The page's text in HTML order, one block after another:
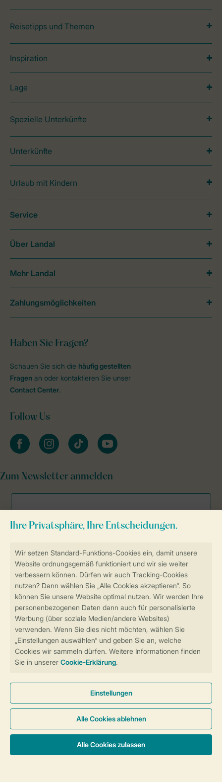
Sicherstellung Deiner Privatsphäre
Weitere Informationen und Einstellungen
Sicher und schnell zur Online-Buchung
Sichere Datenübertragung
Sicheres Bezahlen
Reisetipps und Themen
Inspiration
Lage
Spezielle Unterkünfte
Unterkünfte
Urlaub mit Kindern
Haben Sie Fragen?
Schauen Sie sich die häufig gestellten
Fragen an oder kontaktieren Sie unser
Contact Center.
Follow Us
facebookinstagramtiktok youtube
Zum Newsletter anmelden
Service
Über Landal
Mehr Landal
Zahlungsmöglichkeiten
Allgemeine Bedingungen Impressum
Cookies und Banner
Barrierefreiheit